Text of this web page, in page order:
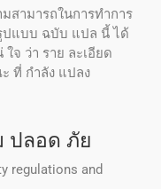
มสามารถในการทําการ
ปแบบ ฉบับ แปล นี้ ได้
จ ว่า ราย ละเอียด
ที่ กําลัง แปลง
ปลอด ภัย
regulations and